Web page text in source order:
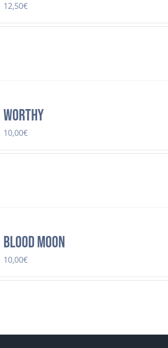
12,50€
Worthy
10,00€
Blood Moon
10,00€